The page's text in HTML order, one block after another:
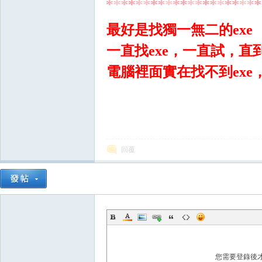
最好是找獨一無二的exe
一直找exe，一直試，直
電腦裡面實在找不到exe
回覆
您需要登錄後